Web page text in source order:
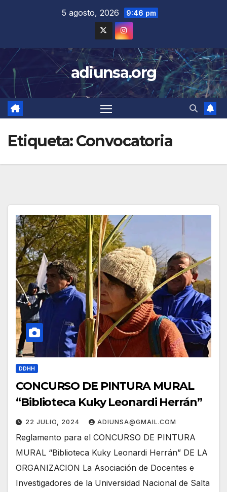
5 agosto, 2026 9:46 pm
adiunsa.org
Etiqueta:Convocatoria
DDHH
CONCURSO DE PINTURA MURAL
“Biblioteca Kuky Leonardi Herrán”
22 JULIO, 2024 ADIUNSA@GMAIL.COM
Reglamento para el CONCURSO DE PINTURA
MURAL “Biblioteca Kuky Leonardi Herrán” DE LA
ORGANIZACION La Asociación de Docentes e
Investigadores de la Universidad Nacional de Salta